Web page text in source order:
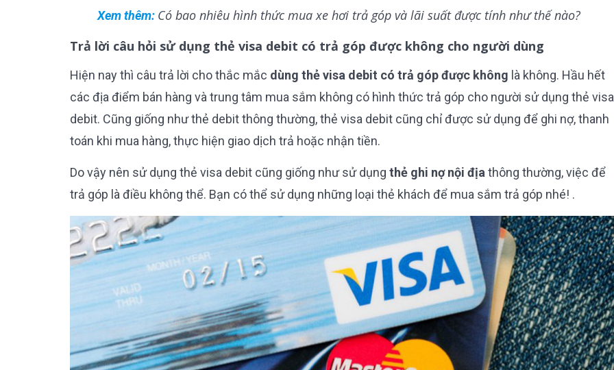
Xem thêm: Có bao nhiêu hình thức mua xe hơi trả góp và lãi suất được tính như thế nào?
Trả lời câu hỏi sử dụng thẻ visa debit có trả góp được không cho người dùng
Hiện nay thì câu trả lời cho thắc mắc dùng thẻ visa debit có trả góp được không là không. Hầu hết
các địa điểm bán hàng và trung tâm mua sắm không có hình thức trả góp cho người sử dụng thẻ visa
debit. Cũng giống như thẻ debit thông thường, thẻ visa debit cũng chỉ được sử dụng để ghi nợ, thanh
toán khi mua hàng, thực hiện giao dịch trả hoặc nhận tiền.
Do vậy nên sử dụng thẻ visa debit cũng giống như sử dụng thẻ ghi nợ nội địathông thường, việc để
trả góp là điều không thể. Bạn có thể sử dụng những loại thẻ khách để mua sắm trả góp nhé! .